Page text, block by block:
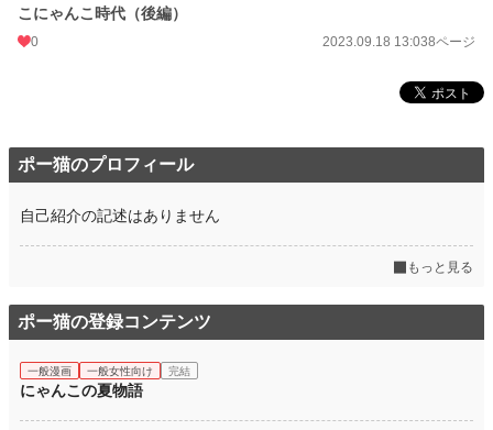
累計ポイント 17,582 pt (1,398 位)
こにゃんこ時代（後編）
0 2023.09.18 13:038ページ
ポー猫のプロフィール
自己紹介の記述はありません
もっと見る
ポー猫の登録コンテンツ
一般漫画 一般女性向け 完結
にゃんこの夏物語